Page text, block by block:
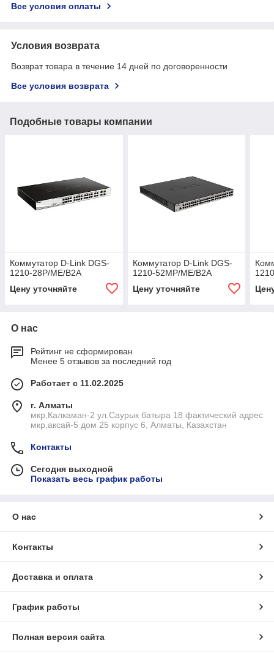
Все условия оплаты
Условия возврата
Возврат товара в течение 14 дней по договоренности
Все условия возврата
Подобные товары компании
Коммутатор D-Link DGS-
1210-28P/ME/B2A
Цену уточняйте
Коммутатор D-Link DGS-
1210-52MP/ME/B2A
Цену уточняйте
О нас
Рейтинг не сформирован
Менее 5 отзывов за последний год
Работает с 11.02.2025
г. Алматы
мкр,Калкаман-2 ул.Саурык батыра 18 фактический адрес
мкр,аксай-5 дом 25 корпус 6, Алматы, Казахстан
Контакты
Сегодня выходной
Показать весь график работы
О нас
Контакты
Доставка и оплата
График работы
Полная версия сайта